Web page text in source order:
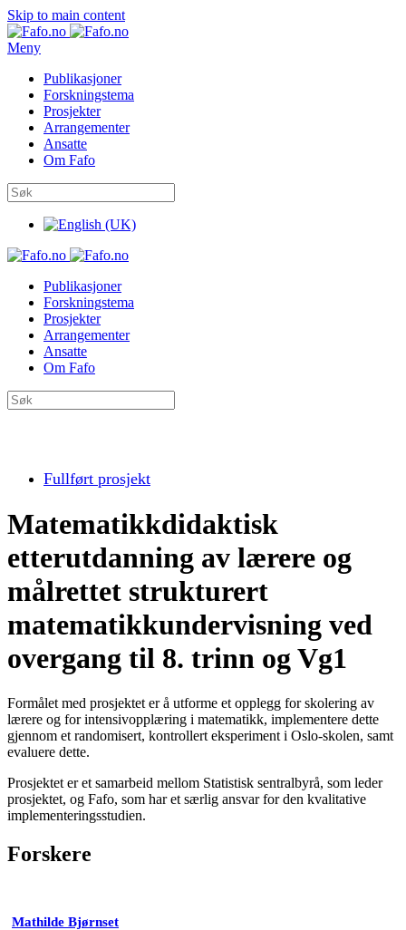
Skip to main content
Meny
Publikasjoner
Forskningstema
Prosjekter
Arrangementer
Ansatte
Om Fafo
Publikasjoner
Forskningstema
Prosjekter
Arrangementer
Ansatte
Om Fafo
Fullført prosjekt
Matematikkdidaktisk
etterutdanning av lærere og
målrettet strukturert
matematikkundervisning ved
overgang til 8. trinn og Vg1
Formålet med prosjektet er å utforme et opplegg for skolering av
lærere og for intensivopplæring i matematikk, implementere dette
gjennom et randomisert, kontrollert eksperiment i Oslo-skolen, samt
evaluere dette.
Prosjektet er et samarbeid mellom Statistisk sentralbyrå, som leder
prosjektet, og Fafo, som har et særlig ansvar for den kvalitative
implementeringsstudien.
Forskere
Mathilde Bjørnset